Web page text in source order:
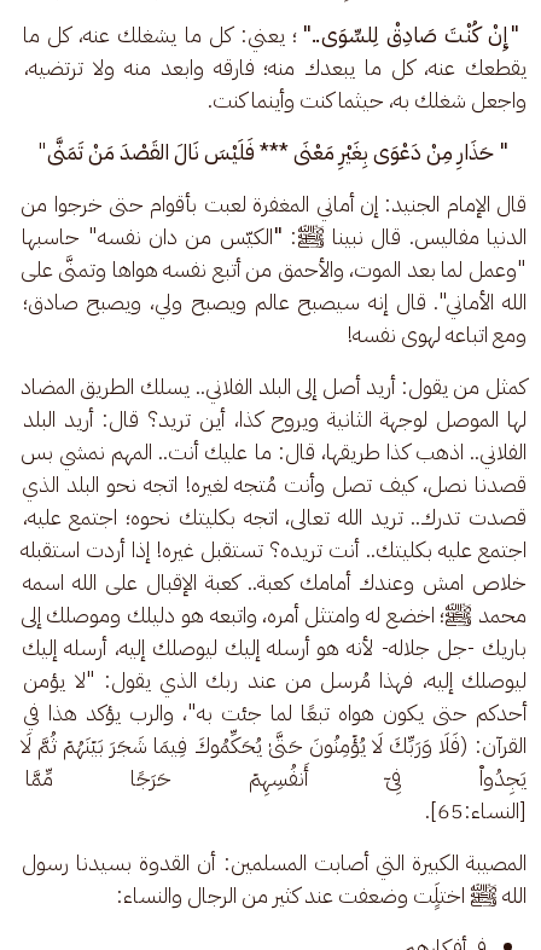
"إِنْ كُنْتَ صَادِقْ لِلسِّوَى.." ؛ يعني: كل ما يشغلك عنه، كل ما
يقطعك عنه، كل ما يبعدك منه؛ فارقه وابعد منه ولا ترتضيه،
واجعل شغلك به، حيثما كنت وأينما كنت.
" حَذَارِ مِنْ دَعْوَى بِغَيْرِ مَعْنَى *** فَلَيْسَ نَالَ القَصْدَ مَنْ تَمَنَّى"
قال الإمام الجنيد: إن أماني المغفرة لعبت بأقوام حتى خرجوا من
الدنيا مفاليس. قال نبينا ﷺ: "الكيّس من دان نفسه" حاسبها
"وعمل لما بعد الموت، والأحمق من أتبع نفسه هواها وتمنَّى على
الله الأماني". قال إنه سيصبح عالم ويصبح ولي، ويصبح صادق؛
ومع اتباعه لهوى نفسه!
كمثل من يقول: أريد أصل إلى البلد الفلاني.. يسلك الطريق المضاد
لها الموصل لوجهة الثانية ويروح كذا، أين تريد؟ قال: أريد البلد
الفلاني.. اذهب كذا طريقها، قال: ما عليك أنت.. المهم نمشي بس
قصدنا نصل، كيف تصل وأنت مُتجه لغيره! اتجه نحو البلد الذي
قصدت تدرك.. تريد الله تعالى، اتجه بكليتك نحوه؛ اجتمع عليه،
اجتمع عليه بكليتك.. أنت تريده؟ تستقبل غيره! إذا أردت استقبله
خلاص امش وعندك أمامك كعبة.. كعبة الإقبال على الله اسمه
محمد ﷺ؛ اخضع له وامتثل أمره، واتبعه هو دليلك وموصلك إلى
باريك -جل جلاله- لأنه هو أرسله إليك ليوصلك إليه، أرسله إليك
ليوصلك إليه، فهذا مُرسل من عند ربك الذي يقول: "لا يؤمن
أحدكم حتى يكون هواه تبعًا لما جئت به"، والرب يؤكد هذا في
القرآن: (فَلَا وَرَبِّكَ لَا یُؤۡمِنُونَ حَتَّىٰ یُحَكِّمُوكَ فِیمَا شَجَرَ بَیۡنَهُمۡ ثُمَّ لَا
یَجِدُوا۟ فِیۤ أَنفُسِهِمۡ حَرَجࣰا مِّمَّا
[النساء:65].
المصيبة الكبيرة التي أصابت المسلمين: أن القدوة بسيدنا رسول
الله ﷺ اختلٍَت وضعفت عند كثير من الرجال والنساء: